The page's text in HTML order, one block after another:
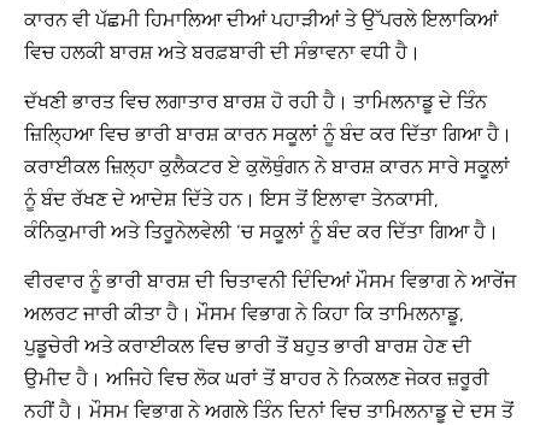
ਕਾਰਨ ਵੀ ਪੱਛਮੀ ਹਿਮਾਲਿਆ ਦੀਆਂ ਪਹਾੜੀਆਂ ਤੇ ਉੱਪਰਲੇ ਇਲਾਕਿਆਂ
ਵਿਚ ਹਲਕੀ ਬਾਰਸ਼ ਅਤੇ ਬਰਫ਼ਬਾਰੀ ਦੀ ਸੰਭਾਵਨਾ ਵਧੀ ਹੈ।
ਦੱਖਣੀ ਭਾਰਤ ਵਿਚ ਲਗਾਤਾਰ ਬਾਰਸ਼ ਹੋ ਰਹੀ ਹੈ। ਤਾਮਿਲਨਾਡੂ ਦੇ ਤਿੰਨ
ਜ਼ਿਲ੍ਹਿਆ ਵਿਚ ਭਾਰੀ ਬਾਰਸ਼ ਕਾਰਨ ਸਕੂਲਾਂ ਨੂੰ ਬੰਦ ਕਰ ਦਿੱਤਾ ਗਿਆ ਹੈ।
ਕਰਾਈਕਲ ਜ਼ਿਲ੍ਹਾ ਕੁਲੈਕਟਰ ਏ ਕੁਲੋਥੁੰਗਨ ਨੇ ਬਾਰਸ਼ ਕਾਰਨ ਸਾਰੇ ਸਕੂਲਾਂ
ਨੂੰ ਬੰਦ ਰੱਖਣ ਦੇ ਆਦੇਸ਼ ਦਿੱਤੇ ਹਨ। ਇਸ ਤੋਂ ਇਲਾਵਾ ਤੇਨਕਾਸੀ,
ਕੰਨਿਕੁਮਾਰੀ ਅਤੇ ਤਿਰੂਨੇਲਵੇਲੀ ‘ਚ ਸਕੂਲਾਂ ਨੂੰ ਬੰਦ ਕਰ ਦਿੱਤਾ ਗਿਆ ਹੈ।
ਵੀਰਵਾਰ ਨੂੰ ਭਾਰੀ ਬਾਰਸ਼ ਦੀ ਚਿਤਾਵਨੀ ਦਿੰਦਿਆਂ ਮੌਸਮ ਵਿਭਾਗ ਨੇ ਆਰੇਂਜ
ਅਲਰਟ ਜਾਰੀ ਕੀਤਾ ਹੈ। ਮੌਸਮ ਵਿਭਾਗ ਨੇ ਕਿਹਾ ਕਿ ਤਾਮਿਲਨਾਡੂ,
ਪੁਡੂਚੇਰੀ ਅਤੇ ਕਰਾਈਕਲ ਵਿਚ ਭਾਰੀ ਤੋਂ ਬਹੁਤ ਭਾਰੀ ਬਾਰਸ਼ ਹੇਣ ਦੀ
ਉਮੀਦ ਹੈ। ਅਜਿਹੇ ਵਿਚ ਲੋਕ ਘਰਾਂ ਤੋਂ ਬਾਹਰ ਨੇ ਨਿਕਲਣ ਜੇਕਰ ਜ਼ਰੂਰੀ
ਨਹੀਂ ਹੈ। ਮੌਸਮ ਵਿਭਾਗ ਨੇ ਅਗਲੇ ਤਿੰਨ ਦਿਨਾਂ ਵਿਚ ਤਾਮਿਲਨਾਡੂ ਦੇ ਦਸ ਤੋਂ